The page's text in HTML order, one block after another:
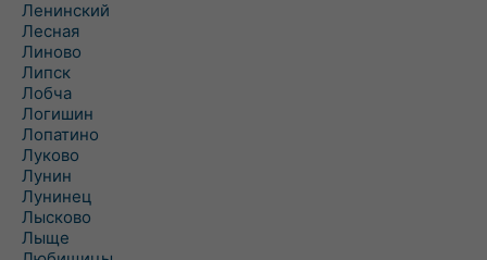
Ленинский
Лесная
Линово
Липск
Лобча
Логишин
Лопатино
Луково
Лунин
Лунинец
Лысково
Лыще